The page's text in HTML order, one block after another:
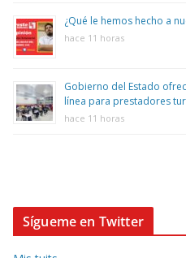
¿Qué le hemos hecho a
hace 11 horas
Gobierno del Estado
línea para prestadores
hace 11 horas
Sígueme en Twitter